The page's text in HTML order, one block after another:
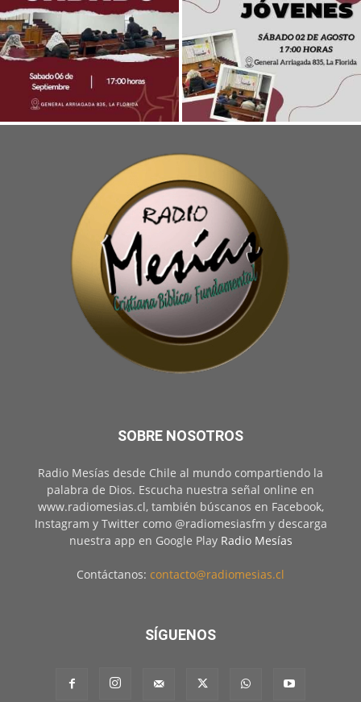
SOBRE NOSOTROS
Radio Mesías desde Chile al mundo compartiendo la
palabra de Dios. Escucha nuestra señal online en
www.radiomesias.cl, también búscanos en Facebook,
Instagram y Twitter como @radiomesiasfm y descarga
nuestra app en Google Play Radio Mesías
Contáctanos: contacto@radiomesias.cl
SÍGUENOS